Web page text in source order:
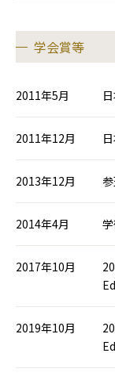
学会賞等
2011年5月
2011年12月
2013年12月
2014年4月
2017年10月
2019年10月